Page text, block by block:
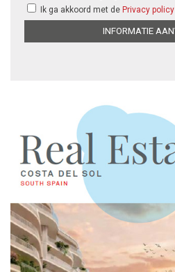
Ik ga akkoord met de Privacy policy